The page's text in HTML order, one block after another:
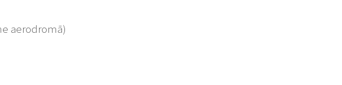
aerodromā)